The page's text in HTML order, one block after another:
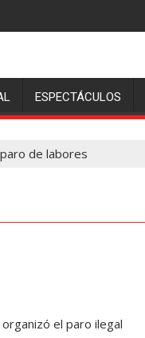
ESPECTÁCULOS
de labores
el paro ilegal